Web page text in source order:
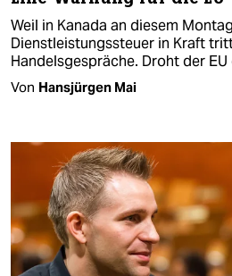
Weil in Kanada an diesem
Dienstleistungssteuer in Kraft
Handelsgespräche. Droht der
Von Hansjürgen Mai